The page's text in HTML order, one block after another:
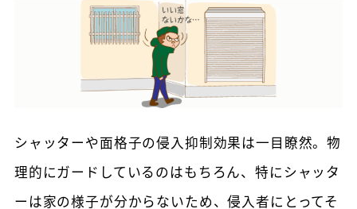
シャッターや面格子の侵入抑制効果は一目瞭然。物
理的にガードしているのはもちろん、特にシャッタ
ーは家の様子が分からないため、侵入者にとってそ